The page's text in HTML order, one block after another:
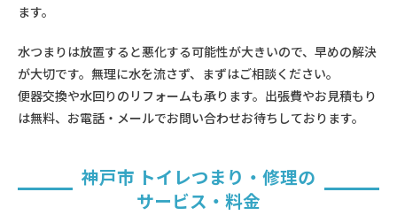
ます。
水つまりは放置すると悪化する可能性が大きいので、早めの解決
が大切です。無理に水を流さず、まずはご相談ください。
便器交換や水回りのリフォームも承ります。出張費やお見積もり
は無料、お電話・メールでお問い合わせお待ちしております。
神戸市 トイレつまり・修理の
サービス・料金